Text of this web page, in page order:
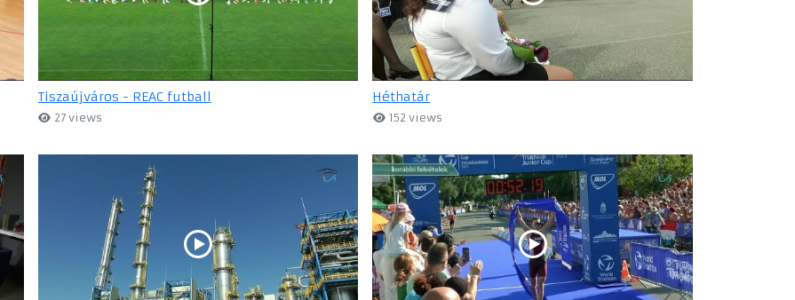
Tiszaújváros - REAC futball
27 views
Héthatár
152 views